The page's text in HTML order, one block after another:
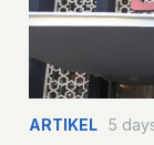
ARTIKEL 5